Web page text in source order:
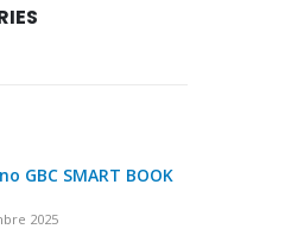
GBC SMART BOOK
2025